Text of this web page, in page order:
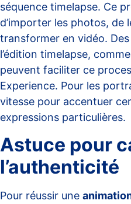
séquence timelapse. Ce
d’importer les photos, de
transformer en vidéo.
l’édition timelapse,
peuvent faciliter ce
Experience. Pour les
vitesse pour accentuer
expressions particulières.
Astuce pour
l’authenticité
Pour réussir une